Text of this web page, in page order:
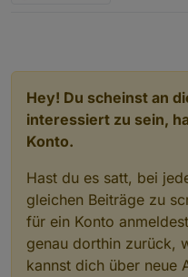
Hey! Du scheinst an
interessiert zu sein,
Konto.
Hast du es satt, bei
gleichen Beiträge zu
für ein Konto
genau dorthin zurück,
kannst dich über neue